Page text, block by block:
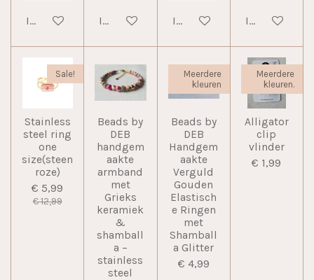
In winkelwagenIn winkelwagenIn winkelwagenIn
Sale!
Stainless
steel ring
one
size(steen
roze)
€ 5,99
€ 12,99
Beads by
DEB
handgem
aakte
armband
met
Grieks
keramiek
&
shamball
a –
stainless
steel
Meerdere
kleuren
Beads by
DEB
Handgem
aakte
Verguld
Gouden
Elastisch
e Ringen
met
Shamball
a Glitter
€ 4,99
Meerdere
kleuren.
Alligator
clip
vlinder
€ 1,99